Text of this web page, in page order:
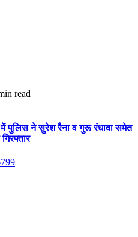
read
पुलिस ने सुरेश रैना व गुरू रंधावा समेत